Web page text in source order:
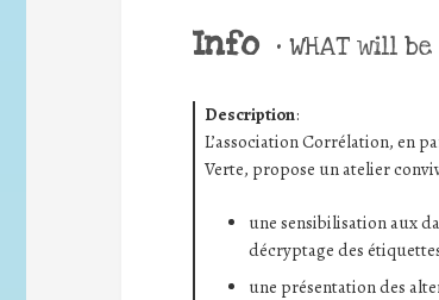
Info • WHAT will
Description:
L’association Corrélation, en
Verte, propose un atelier
une sensibilisation aux
décryptage des
une présentation des